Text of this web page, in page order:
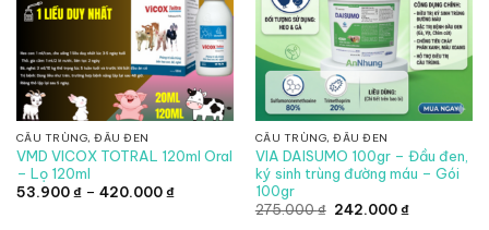
CẦU TRÙNG, ĐẦU ĐEN
VMD VICOX TOTRAL 120ml Oral
– Lọ 120ml
53.900₫ – 420.000₫Khoảng
CẦU TRÙNG, ĐẦU ĐEN
VIA DAISUMO 100gr – Đầu đen,
ký sinh trùng đường máu – Gói
100gr
275.000₫ Giá
242.000₫Giá